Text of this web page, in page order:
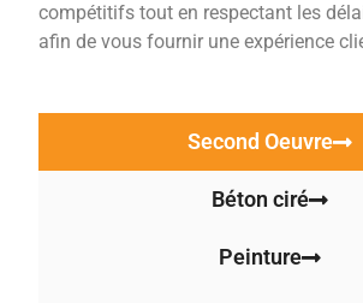
Second Oeuvre
Béton ciré
Peinture
compétitifs tout en respectant les
afin de vous fournir une expérience